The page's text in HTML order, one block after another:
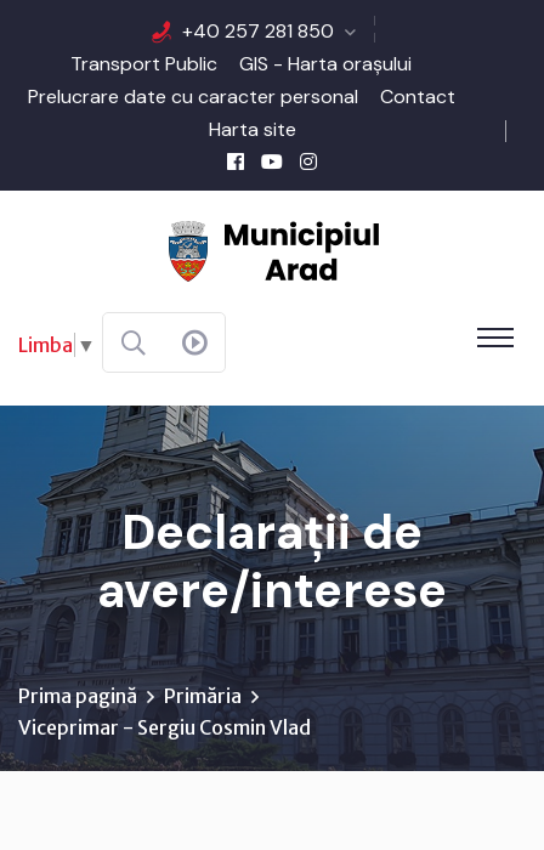
+40 257 281 850
Transport Public
GIS - Harta orașului
Prelucrare date cu caracter personal
Contact
Harta site
Limba ▼
Declarații de
avere/interese
Prima pagină
Primăria
Viceprimar - Sergiu Cosmin Vlad